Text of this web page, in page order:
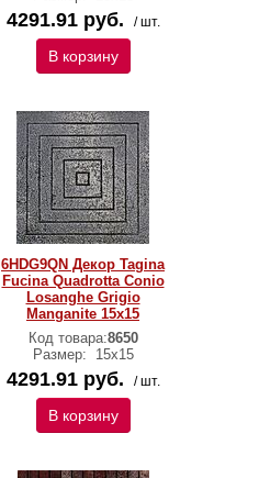
4291.91 руб. / шт.
В корзину
6HDG9QN Декор Tagina
Fucina Quadrotta Conio
Losanghe Grigio
Manganite 15x15
Код товара:8650
Размер:
15x15
4291.91 руб. / шт.
В корзину